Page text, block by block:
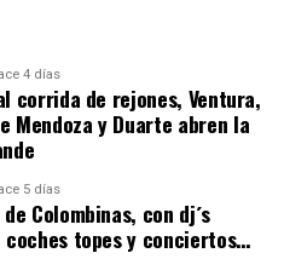
COLOMBINAS
4 días
corrida de rejones, Ventura,
Mendoza y Duarte abren la
5 días
Colombinas, con dj´s
coches topes y conciertos…